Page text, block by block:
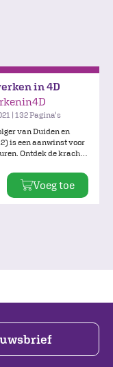
in 4D
| 132 Pagina's
van Duiden en
is een aanwinst voor
Ontdek de kracht
tips. Zo krijg je
de leeropbrengsten
van Data, Duiden,
Voeg toe